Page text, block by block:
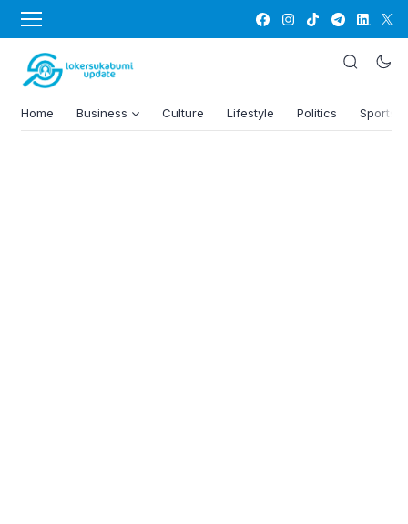
Home Business Culture Lifestyle Politics Sports